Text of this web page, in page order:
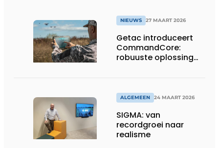
NIEUWS 27 MAART 2026
Getac introduceert
CommandCore:
robuuste oplossing
ALGEMEEN 24 MAART 2026
SIGMA: van
recordgroei naar
realisme